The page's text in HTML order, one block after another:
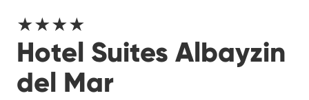
★★★★
Hotel Suites Albayzin
del Mar